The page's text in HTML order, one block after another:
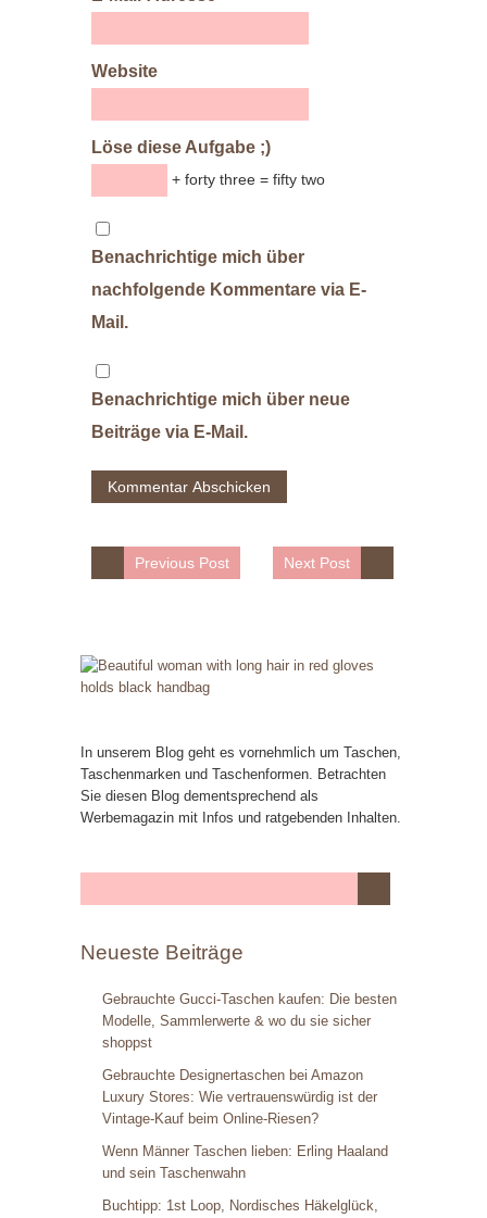
Website
Löse diese Aufgabe ;)
+ forty three = fifty two
Benachrichtige mich über
nachfolgende Kommentare via E-
Mail.
Benachrichtige mich über neue
Beiträge via E-Mail.
Previous Post Next Post
In unserem Blog geht es vornehmlich um Taschen,
Taschenmarken und Taschenformen. Betrachten
Sie diesen Blog dementsprechend als
Werbemagazin mit Infos und ratgebenden Inhalten.
Neueste Beiträge
Gebrauchte Gucci-Taschen kaufen: Die besten
Modelle, Sammlerwerte & wo du sie sicher
shoppst
Gebrauchte Designertaschen bei Amazon
Luxury Stores: Wie vertrauenswürdig ist der
Vintage-Kauf beim Online-Riesen?
Wenn Männer Taschen lieben: Erling Haaland
und sein Taschenwahn
Buchtipp: 1st Loop, Nordisches Häkelglück,